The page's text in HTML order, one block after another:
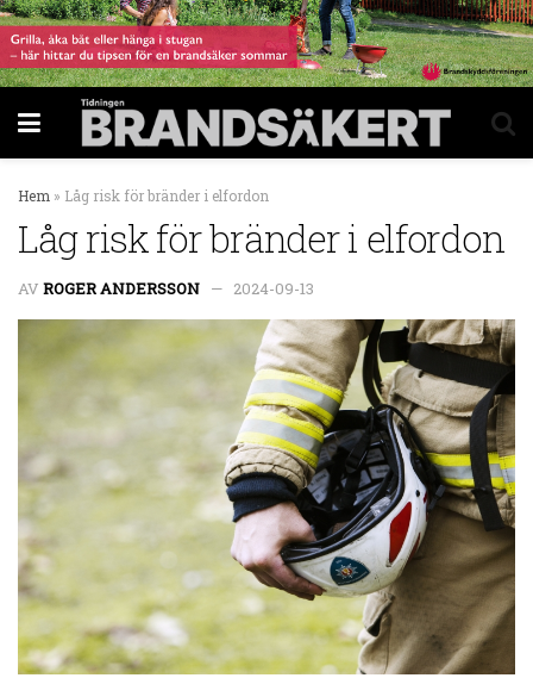
Hem » Låg risk för bränder i elfordon
Låg risk för bränder i elfordon
AV ROGER ANDERSSON 2024-09-13